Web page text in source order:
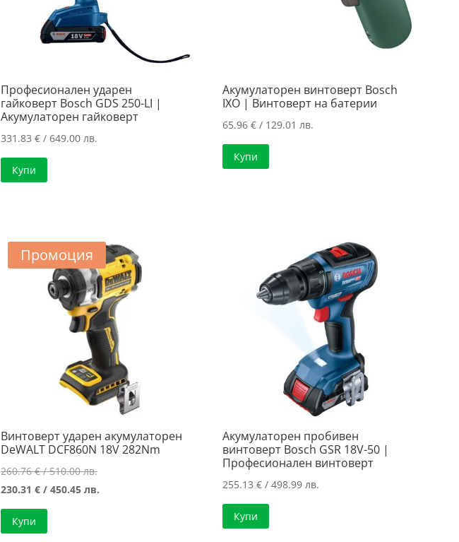
Професионален ударен
гайковерт Bosch GDS 250-LI |
Акумулаторен гайковерт
331.83 €/ 649.00 лв.
Купи
Акумулаторен винтоверт Bosch
IXO | Винтоверт на батерии
65.96 €/ 129.01 лв.
Купи
Промоция
Винтоверт ударен акумулаторен
DeWALT DCF860N 18V 282Nm
260.76€/ 510.00 лв.Original
price
230.31 €/ 450.45 лв.Текущата
Купи
Акумулаторен пробивен
винтоверт Bosch GSR 18V-50 |
Професионален винтоверт
255.13 €/ 498.99 лв.
Купи